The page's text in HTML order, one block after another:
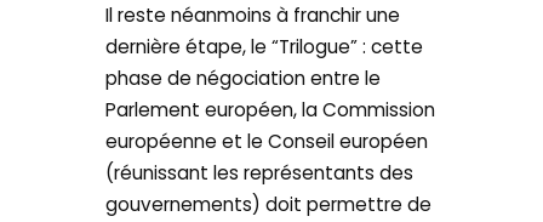
Il reste néanmoins à franchir une
dernière étape, le “Trilogue” : cette
phase de négociation entre le
Parlement européen, la Commission
européenne et le Conseil européen
(réunissant les représentants des
gouvernements) doit permettre de